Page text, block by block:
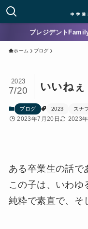
プレジデント
ホーム ブログ
いいねぇ
2023
7/20
ブログ 2023 スナ
2023年7月20日 2023
ある卒業生の話で
この子は、いわゆ
純粋で素直で、そ